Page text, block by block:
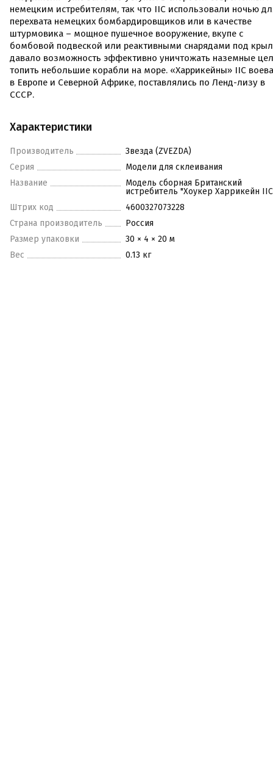
немецким истребителям, так что IIC использовали ночью
перехвата немецких бомбардировщиков или в качестве
штурмовика – мощное пушечное вооружение, вкупе с
бомбовой подвеской или реактивными снарядами под
давало возможность эффективно уничтожать наземные
топить небольшие корабли на море. «Харрикейны» IIC
в Европе и Северной Африке, поставлялись по Ленд-лизу в
СССР.
Характеристики
Производитель
Звезда (ZVEZDA)
Серия
Модели для склеивания
Название
Модель сборная Британский
истребитель "Хоукер Харрикейн
Штрих код
4600327073228
Страна производитель
Россия
Размер упаковки
30 × 4 × 20 м
Вес
0.13 кг